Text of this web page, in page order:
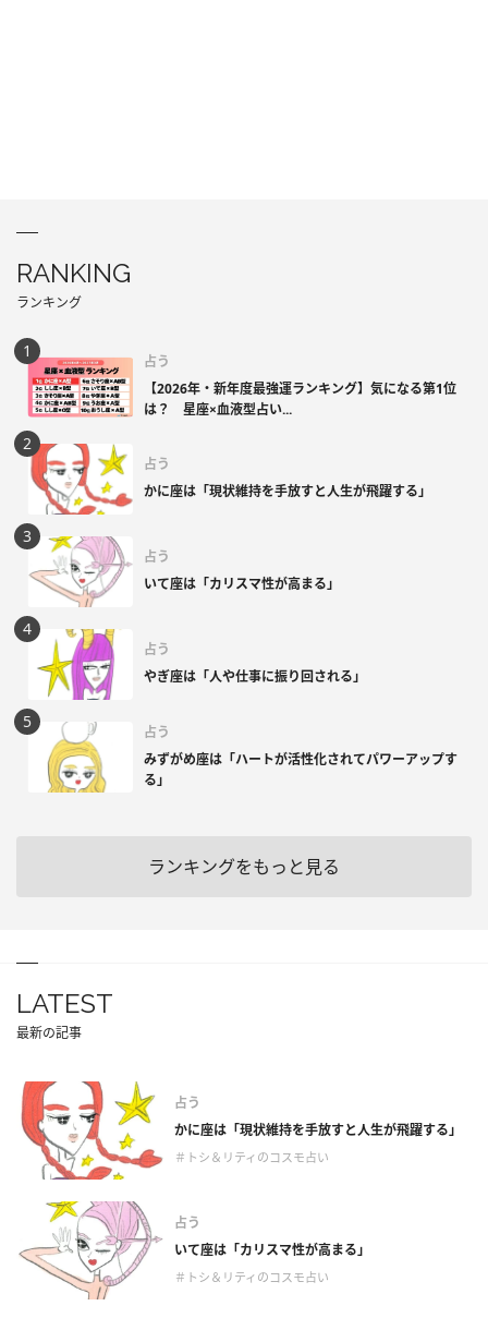
RANKING
ランキング
占う
【2026年・新年度最強運ランキング】気になる第1位
は？ 星座×血液型占い...
占う
かに座は「現状維持を手放すと人生が飛躍する」
占う
いて座は「カリスマ性が高まる」
占う
やぎ座は「人や仕事に振り回される」
占う
みずがめ座は「ハートが活性化されてパワーアップす
る」
ランキングをもっと見る
LATEST
最新の記事
占う
かに座は「現状維持を手放すと人生が飛躍する」
＃トシ＆リティのコスモ占い
占う
いて座は「カリスマ性が高まる」
＃トシ＆リティのコスモ占い